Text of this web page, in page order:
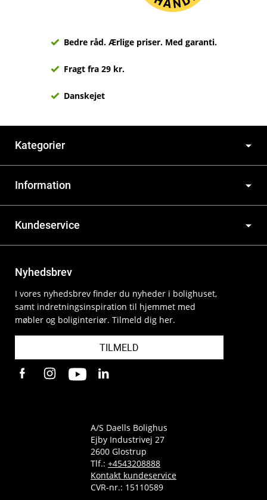
Bedre råd. Ærlige priser. Med garanti.
Fragt fra 29 kr.
Danskejet
Kategorier
Information
Kundeservice
Nyhedsbrev
I vores nyhedsbrev finder du nyheder i bolighuset,
samt indretningsinspiration til hjemmet med
møbler og boliginteriør. Tilmeld dig her.
TILMELD
A/S Daells Bolighus
Ejby Industrivej 27
2600 Glostrup
Tlf.: +4543208888
Kontakt kundeservice
CVR-nr.: 15110589